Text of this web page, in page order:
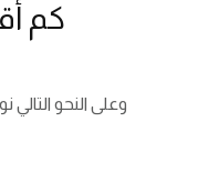
كم
وعلى النحو